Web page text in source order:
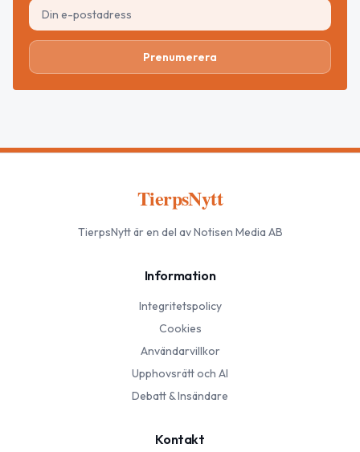
Prenumerera
TierpsNytt
TierpsNyttär en del av Notisen Media AB
Information
Integritetspolicy
Cookies
Användarvillkor
Upphovsrätt och AI
Debatt & Insändare
Kontakt